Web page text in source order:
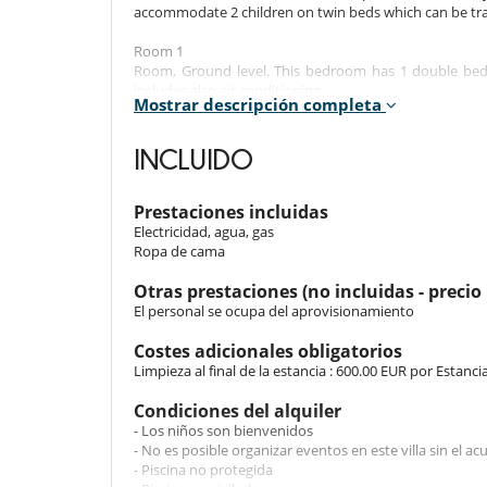
accommodate 2 children on twin beds which can be
Room 1
Room, Ground level. This bedroom has 1 double
Room, Ground level. This bedroom has 1 double
includes also air conditioning.
Room 3
Room, Ground level. This bedroom has 2 twin beds
shower. This bedroom includes also air conditioning.
Room 4
Room, Ground level. This bedroom has 1 double
includes also air conditioning.
Indoors
The house is air conditioned, equipped with Wifi. It
pergola or on the patio.
The living room is furnished by Brazilian designers
enjoy the barbecue, beach games, table tennis or
Mostrar descripción completa
INCLUIDO
Prestaciones incluidas
Electricidad, agua, gas
Ropa de cama
Otras prestaciones (no incluidas -
El personal se ocupa del aprovisionamiento
Costes adicionales obligatorios
Limpieza al final de la estancia : 600.00 EUR por
Condiciones del alquiler
- Los niños son bienvenidos
- No es posible organizar eventos en este villa sin el
- Piscina no protegida